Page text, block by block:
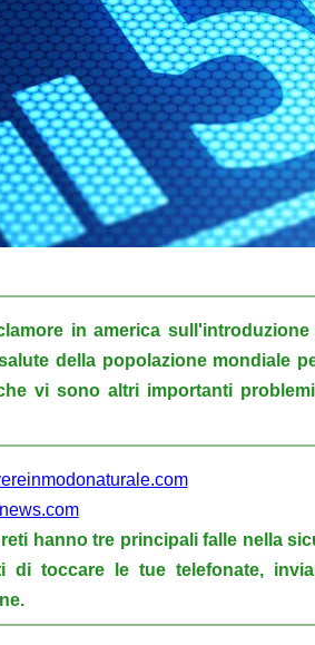
in america
della popolazione mondiale
vi sono altri importanti
hanno tre principali falle nella
di toccare le tue telefonate,